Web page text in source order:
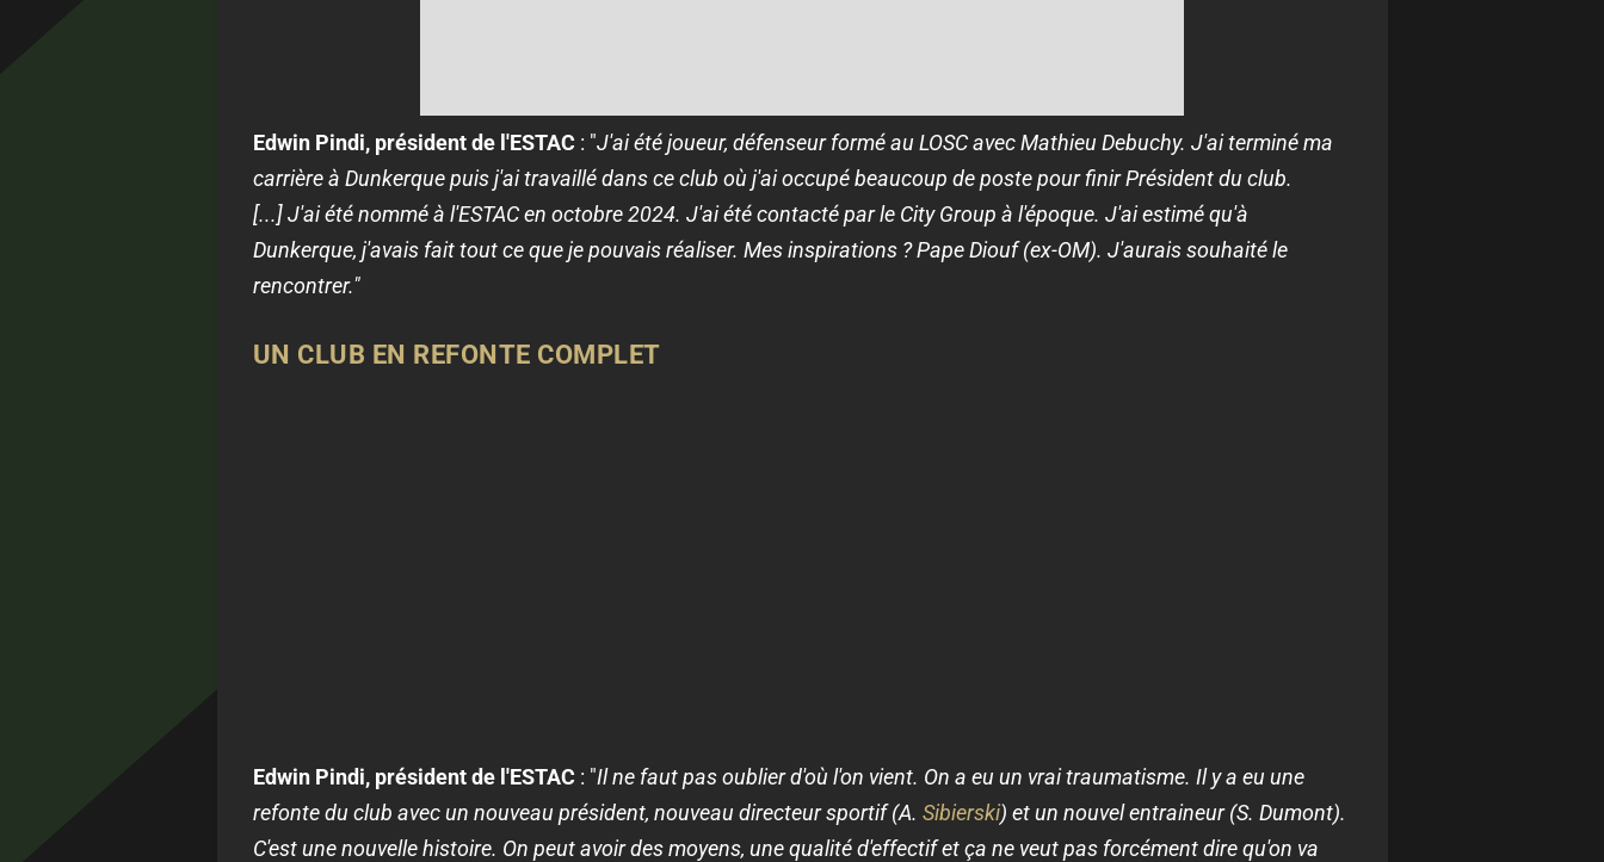
Edwin Pindi, président de l'ESTAC: "J'ai été joueur, défenseur formé au LOSC avec Mathieu Debuchy. J'ai terminé ma
carrière à Dunkerque puis j'ai travaillé dans ce club où j'ai occupé beaucoup de poste pour finir Président du club.
[...] J'ai été nommé à l'ESTAC en octobre 2024. J'ai été contacté par le City Group à l'époque. J'ai estimé qu'à
Dunkerque, j'avais fait tout ce que je pouvais réaliser. Mes inspirations ? Pape Diouf (ex-OM). J'aurais souhaité le
rencontrer."
UN CLUB EN REFONTE COMPLET
Edwin Pindi, président de l'ESTAC: "Il ne faut pas oublier d'où l'on vient. On a eu un vrai traumatisme. Il y a eu une
refonte du club avec un nouveau président, nouveau directeur sportif (A. Sibierski) et un nouvel entraineur (S. Dumont).
C'est une nouvelle histoire. On peut avoir des moyens, une qualité d'effectif et ça ne veut pas forcément dire qu'on va